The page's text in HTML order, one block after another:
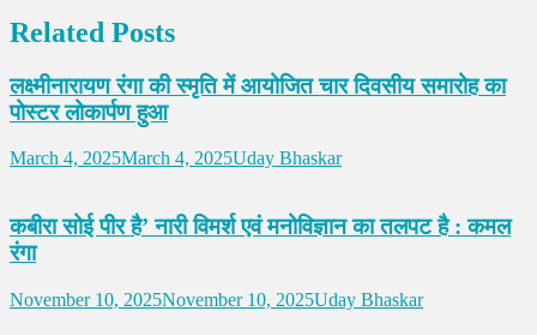
Related Posts
लक्ष्मीनारायण रंगा की स्मृति में आयोजित चार दिवसीय समारोह का
पोस्टर लोकार्पण हुआ
March 4, 2025March 4, 2025Uday Bhaskar
कबीरा सोई पीर है’ नारी विमर्श एवं मनोविज्ञान का तलपट है : कमल
रंगा
November 10, 2025November 10, 2025Uday Bhaskar